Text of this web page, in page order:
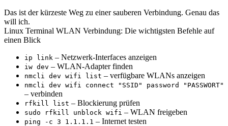
Das ist der kürzeste Weg zu einer sauberen Verbindung. Genau das
will ich.
Linux Terminal WLAN Verbindung: Die wichtigsten Befehle auf
einen Blick
ip link – Netzwerk-Interfaces anzeigen
iw dev – WLAN-Adapter finden
nmcli dev wifi list – verfügbare WLANs anzeigen
nmcli dev wifi connect "SSID" password "PASSWORT"
– verbinden
rfkill list – Blockierung prüfen
sudo rfkill unblock wifi – WLAN freigeben
ping -c 3 1.1.1.1 – Internet testen